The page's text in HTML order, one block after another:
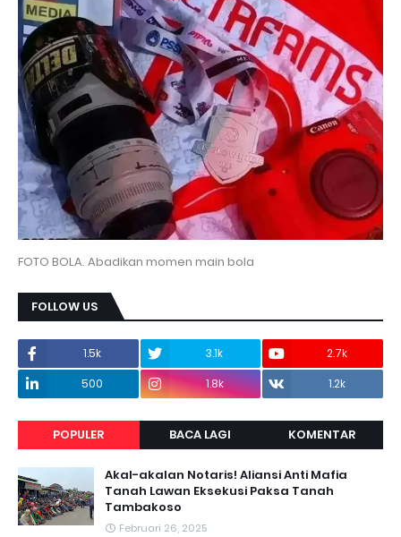
FOTO BOLA. Abadikan momen main bola
FOLLOW US
1.5k 3.1k
2.7k
500
1.8k 1.2k
POPULER BACA LAGI KOMENTAR
Akal-akalan Notaris! Aliansi Anti Mafia
Tanah Lawan Eksekusi Paksa Tanah
Tambakoso
Februari 26, 2025